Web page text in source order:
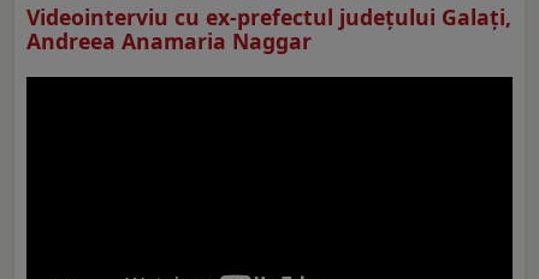
Videointerviu cu ex-prefectul judeţului Galaţi,
Andreea Anamaria Naggar